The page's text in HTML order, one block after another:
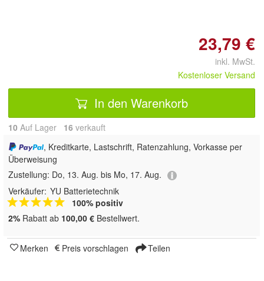
23,79 €
inkl. MwSt.
Kostenloser Versand
In den Warenkorb
10 Auf Lager 16 verkauft
, Kreditkarte, Lastschrift, Ratenzahlung, Vorkasse per
Überweisung
Zustellung: Do, 13. Aug. bis Mo, 17. Aug.
Verkäufer: YU Batterietechnik
100% positiv
2% Rabatt ab 100,00 € Bestellwert.
Merken Preis vorschlagen Teilen